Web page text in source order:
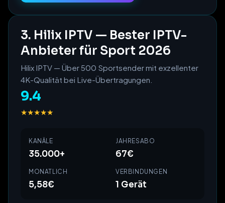
3. Hilix IPTV — Bester IPTV-
Anbieter für Sport 2026
Hilix IPTV — Über 500 Sportsender mit exzellenter
4K-Qualität bei Live-Übertragungen.
9.4
★★★★★
KANÄLE
35.000+
JAHRESABO
67€
MONATLICH
5,58€
VERBINDUNGEN
1 Gerät